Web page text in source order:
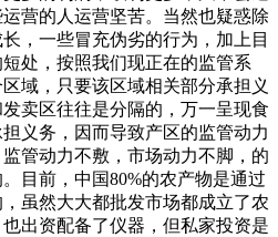
营的人运营坚苦。当然也疑惑除
，一些冒充伪劣的行为，加上目
处，按照我们现正在的监管系
域，只要该区域相关部分承担义
卖区往往是分隔的，万一呈现食
义务，因而导致产区的监管动力
管动力不敷，市场动力不脚，的
目前，中国80%的农产物是通过
虽然大大都批发市场都成立了农
出资配备了仪器，但私家投资是